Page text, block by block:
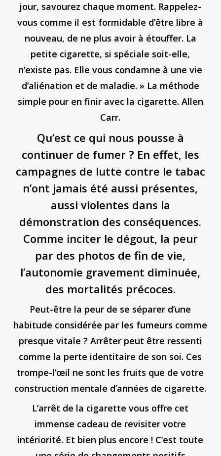
jour, savourez chaque moment. Rappelez-
vous comme il est formidable d’être libre à
nouveau, de ne plus avoir à étouffer. La
petite cigarette, si spéciale soit-elle,
n’existe pas. Elle vous condamne à une vie
d’aliénation et de maladie. » La méthode
simple pour en finir avec la cigarette. Allen
Carr.
Qu’est ce qui nous pousse à
continuer de fumer ? En effet, les
campagnes de lutte contre le tabac
n’ont jamais été aussi présentes,
aussi violentes dans la
démonstration des conséquences.
Comme inciter le dégout, la peur
par des photos de fin de vie,
l’autonomie gravement diminuée,
des mortalités précoces.
Peut-être la peur de se séparer d’une
habitude considérée par les fumeurs comme
presque vitale ? Arrêter peut être ressenti
comme la perte identitaire de son soi. Ces
trompe-l’œil ne sont les fruits que de votre
construction mentale d’années de cigarette.
L’arrêt de la cigarette vous offre cet
immense cadeau de revisiter votre
intériorité. Et bien plus encore ! C’est toute